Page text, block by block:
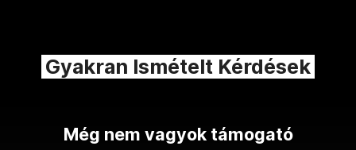
Gyakran Ismételt Kérdések
Még nem vagyok támogató